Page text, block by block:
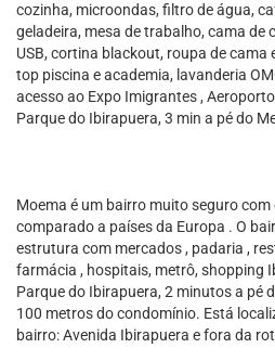
cozinha, microondas, filtro de água,
geladeira, mesa de trabalho, cama de
USB, cortina blackout, roupa de cama
top piscina e academia, lavanderia
acesso ao Expo Imigrantes ,
Parque do Ibirapuera, 3 min a pé do
Moema é um bairro muito seguro com
comparado a países da Europa . O
estrutura com mercados , padaria ,
farmácia , hospitais, metrô, shopping
Parque do Ibirapuera, 2 minutos a pé
100 metros do condomínio. Está
bairro: Avenida Ibirapuera e fora da